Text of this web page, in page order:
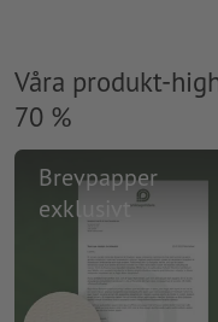
Våra produkt-
70 %
Brevpapper
exklusivt